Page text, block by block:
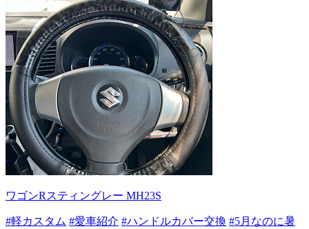
ワゴンRスティングレー MH23S
#軽カスタム #愛車紹介 #ハンドルカバー交換 #5月なのに暑